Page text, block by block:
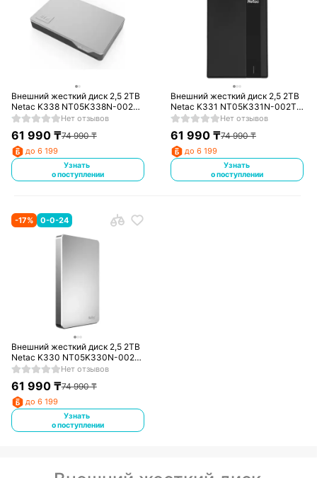
Внешний жесткий диск 2,5 2TB
Netac K338 NT05K338N-002T-
30SL сереброНет отзывов
61 990₸74 990₸
до 6 199
Узнать
о поступлении
Внешний жесткий диск 2,5 2TB
Netac K331 NT05K331N-002T-
30BK черныйНет отзывов
61 990 ₸74 990₸
до 6 199
Узнать
о поступлении
-17% 0-0-24
Внешний жесткий диск 2,5 2TB
Netac K330 NT05K330N-002T-
30SL сереброНет отзывов
61 990₸74 990₸
до 6 199
Узнать
о поступлении